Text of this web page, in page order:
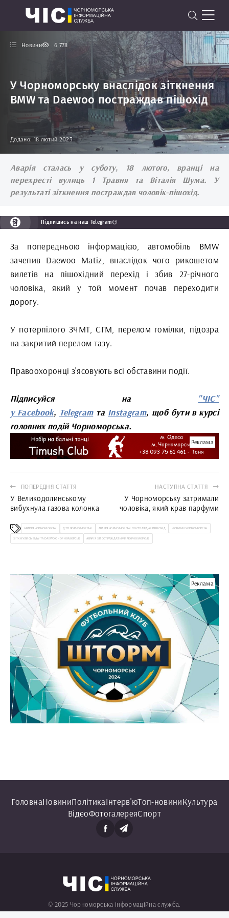
Новини 6 778
У Чорноморську внаслідок зіткнення
BMW та Daewoo постраждав пішохід
Додано: 18 лютий 2023
Аварія сталась у суботу, 18 лютого, вранці на
перехресті вулиць 1 Травня та Віталія Шума. У
результаті зіткнення постраждав чоловік-пішохід.
Підпишись на наш Telegram😉
За попередньою інформацією, автомобіль BMW
зачепив Daewoo Matiz, внаслідок чого рикошетом
вилетів на пішохідний перехід і збив 27-річного
чоловіка, який у той момент почав переходити
дорогу.
У потерпілого ЗЧМТ, СГМ, перелом гомілки, підозра
на закритий перелом тазу.
Правоохоронці з'ясовують всі обставини події.
Підписуйся на
"ЧІС"
у Facebook, Telegram та Instagram, щоб бути в курсі
головних подій Чорноморська.
Реклама
ПОПЕРЕДНЯ СТАТТЯ
У Великодолинському
вибухнула газова колонка
НАСТУПНА СТАТТЯ
У Чорноморську затримали
чоловіка, який крав парфуми
АВАРІЯ ЧОРНОМОРСЬК ДТП ЧОРНОМОРСЬК АВАРІЯ ЧОРНОМОРСЬК ПОСТРАЖДАВ ПІШОХІД НОВИНИ ЧОРНОМОРСЬК
ЗІТКНУЛИСЬ BMW ТА DAEWOO ЧОРНОМОРСЬК АВАРІЯ З ПОСТРАЖДАЛИМИ ЧОРНОМОРСЬК
Реклама
ГоловнаНовиниПолітикаІнтерв'юТоп-новиниКультура
ВідеоФотогалереяСпорт
© 2025 Чорноморська інформаційна служба.